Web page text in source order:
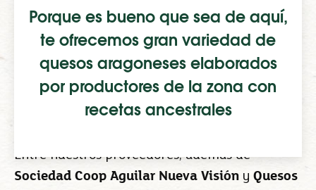
Porque es bueno que sea de aquí,
te ofrecemos gran variedad de
quesos aragoneses elaborados
por productores de la zona con
recetas ancestrales
Aragón es tierra de tradición quesera
muchas variedades que han sido grandes
embajadoras de esta Comunidad a nivel
mundial. En EROSKI te ofrecemos una amplia
gama de quesos aragoneses, muchos de los
cuales los comercializamos también fuera de
Entre nuestros proveedores, además de
Sociedad Coop Aguilar Nueva Visión y Quesos